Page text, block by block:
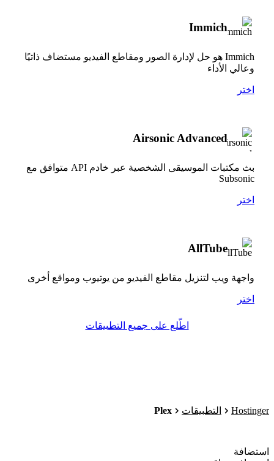
Immich
Immich هو حل لإدارة الصور ومقاطع الفيديو مستضاف ذاتيًا
وعالي الأداء
اختر
Airsonic Advanced
بث مكتبات الموسيقى الشخصية عبر خادم API متوافق مع
Subsonic
اختر
AllTube
واجهة ويب لتنزيل مقاطع الفيديو من يوتيوب ومواقع أخرى
اختر
اطّلع على جميع التطبيقات
Hostinger التطبيقات Plex
استضافة